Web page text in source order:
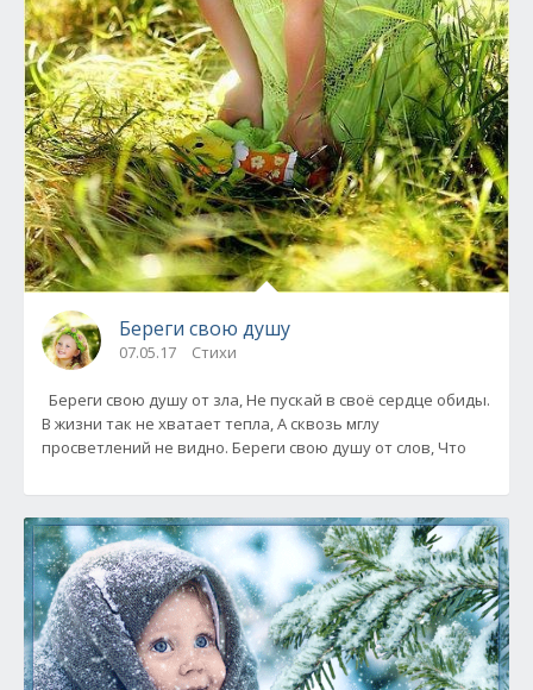
Береги свою душу
07.05.17 Стихи
В жизни так не хватает тепла, А сквозь мглу
просветлений не видно. Береги свою душу от слов, Что